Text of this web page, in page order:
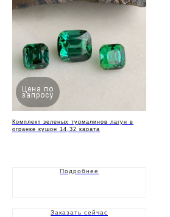
Цена по
запросу
Комплект зеленых турмалинов лагун в
огранке кушон 14,32 карата
Подробнее
Заказать сейчас